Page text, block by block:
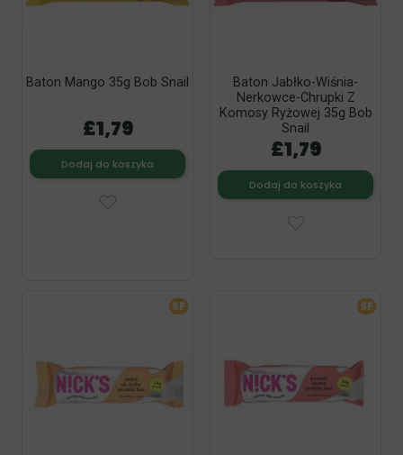
Baton Mango 35g Bob Snail
£1,79
Dodaj do koszyka
Baton Jabłko-Wiśnia-
Nerkowce-Chrupki Z
Komosy Ryżowej 35g Bob
Snail
£1,79
Dodaj do koszyka
SF SF